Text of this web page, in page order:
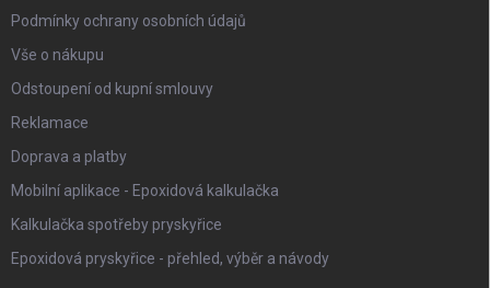
Podmínky ochrany osobních údajů
Vše o nákupu
Odstoupení od kupní smlouvy
Reklamace
Doprava a platby
Mobilní aplikace - Epoxidová kalkulačka
Kalkulačka spotřeby pryskyřice
Epoxidová pryskyřice - přehled, výběr a návody